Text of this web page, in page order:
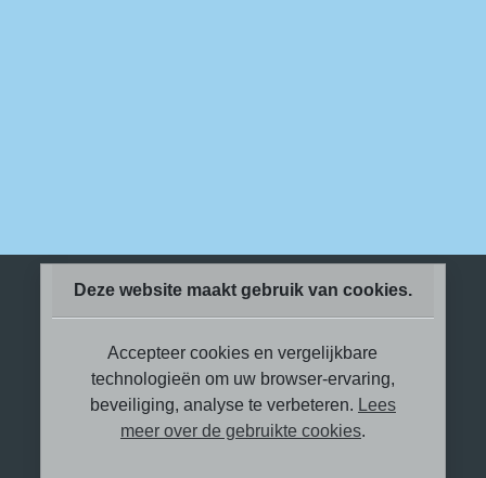
Met schroom en trots wil ik vertellen
over ‘me laten zien’.
Deze website maakt gebruik van cookies.
Accepteer cookies en vergelijkbare
technologieën om uw browser-ervaring,
beveiliging, analyse te verbeteren. Lees
meer over de gebruikte cookies.